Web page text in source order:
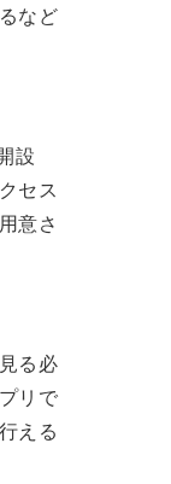
など
設
セス
意さ
る必
リで
える